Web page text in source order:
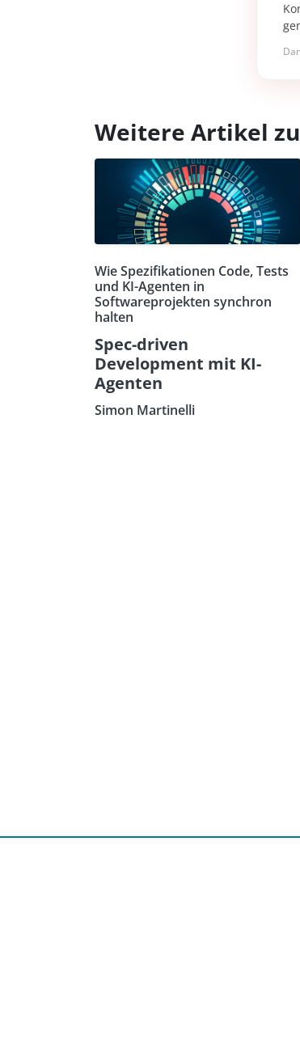
Weitere Artikel
Wie Spezifikationen Code, Tests
und KI-Agenten in
Softwareprojekten synchron
halten
Spec-driven
Development mit KI-
Agenten
Simon Martinelli